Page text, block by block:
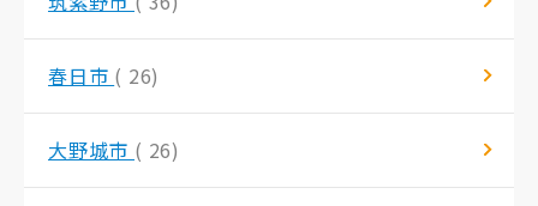
春日市 ( 26)
大野城市 ( 26)